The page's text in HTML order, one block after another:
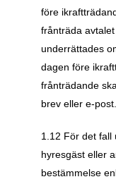
före
frånträda
underrättades
dagen före
frånträdande
brev eller e-post.
1.12 För det fall
hyresgäst eller
bestämmelse